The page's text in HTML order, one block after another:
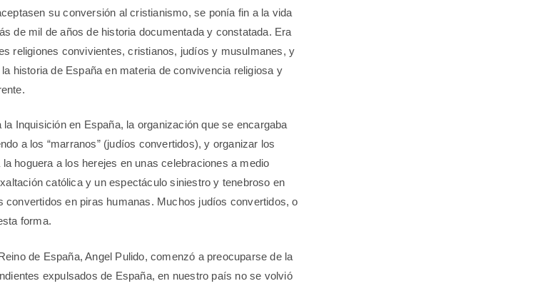
su conversión al cristianismo, se ponía fin a la vida
de mil de años de historia documentada y constatada. Era
religiones convivientes, cristianos, judíos y musulmanes, y
historia de España en materia de convivencia religiosa y
Inquisición en España, la organización que se encargaba
a los “marranos” (judíos convertidos), y organizar los
hoguera a los herejes en unas celebraciones a medio
católica y un espectáculo siniestro y tenebroso en
convertidos en piras humanas. Muchos judíos convertidos, o
forma.
de España, Angel Pulido, comenzó a preocuparse de la
expulsados de España, en nuestro país no se volvió